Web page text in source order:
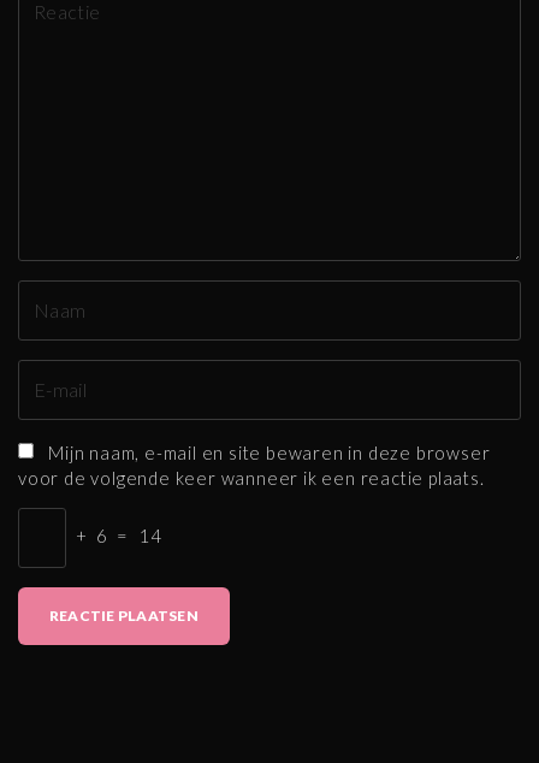
*
a
Mijn naam, e-mail en site bewaren in deze browser
voor de volgende keer wanneer ik een reactie plaats.
+ 6 = 14